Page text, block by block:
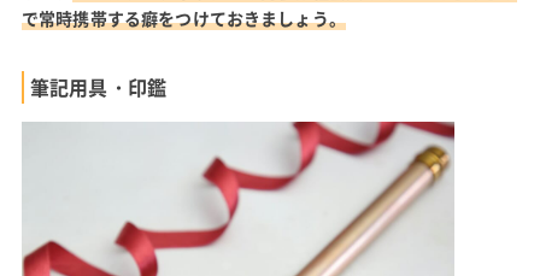
で常時携帯する癖をつけておきましょう。
筆記用具・印鑑